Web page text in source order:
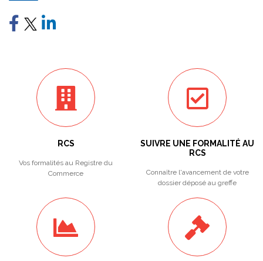
RCS
Vos formalités au Registre du
Commerce
SUIVRE UNE FORMALITÉ AU
RCS
Connaître l'avancement de votre
dossier déposé au greffe